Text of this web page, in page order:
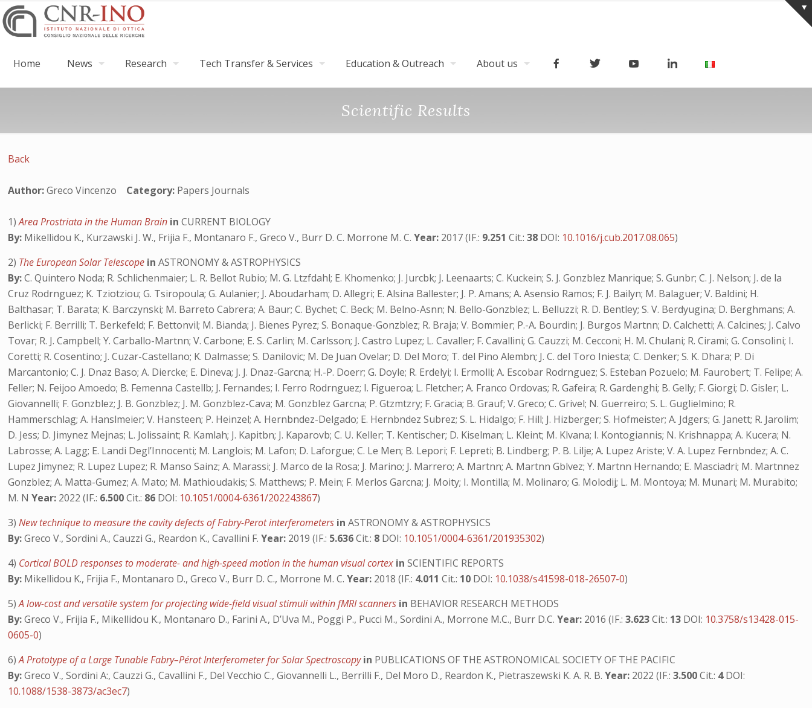
Home News Research Tech Transfer & Services Education & Outreach About us
Scientific Results
Back
Author:Greco Vincenzo Category: Papers Journals
1)Area Prostriata in the Human Brain in CURRENT BIOLOGY
By: Mikellidou K., Kurzawski J. W., Frijia F., Montanaro F., Greco V., Burr D. C. Morrone M. C.Year: 2017 (IF.: 9.251Cit.:38 DOI: 10.1016/j.cub.2017.08.065)
2) The European Solar Telescope in ASTRONOMY & ASTROPHYSICS
By:C. Quintero Noda; R. Schlichenmaier; L. R. Bellot Rubio; M. G. Ltzfdahl; E. Khomenko; J. Jurcbk; J. Leenaarts; C. Kuckein; S. J. Gonzblez Manrique; S. Gunbr; C. J. Nelson; J. de la
Cruz Rodrnguez; K. Tziotziou; G. Tsiropoula; G. Aulanier; J. Aboudarham; D. Allegri; E. Alsina Ballester; J. P. Amans; A. Asensio Ramos; F. J. Bailyn; M. Balaguer; V. Baldini; H.
Balthasar; T. Barata; K. Barczynski; M. Barreto Cabrera; A. Baur; C. Bychet; C. Beck; M. Belno-Asnn; N. Bello-Gonzblez; L. Belluzzi; R. D. Bentley; S. V. Berdyugina; D. Berghmans; A.
Berlicki; F. Berrilli; T. Berkefeld; F. Bettonvil; M. Bianda; J. Bienes Pyrez; S. Bonaque-Gonzblez; R. Braja; V. Bommier; P.-A. Bourdin; J. Burgos Martnn; D. Calchetti; A. Calcines; J. Calvo
Tovar; R. J. Campbell; Y. Carballo-Martnn; V. Carbone; E. S. Carlin; M. Carlsson; J. Castro Lupez; L. Cavaller; F. Cavallini; G. Cauzzi; M. Cecconi; H. M. Chulani; R. Cirami; G. Consolini; I.
Coretti; R. Cosentino; J. Cuzar-Castellano; K. Dalmasse; S. Danilovic; M. De Juan Ovelar; D. Del Moro; T. del Pino Alembn; J. C. del Toro Iniesta; C. Denker; S. K. Dhara; P. Di
Marcantonio; C. J. Dnaz Baso; A. Diercke; E. Dineva; J. J. Dnaz-Garcna; H.-P. Doerr; G. Doyle; R. Erdelyi; I. Ermolli; A. Escobar Rodrnguez; S. Esteban Pozuelo; M. Faurobert; T. Felipe; A.
Feller; N. Feijoo Amoedo; B. Femenna Castellb; J. Fernandes; I. Ferro Rodrnguez; I. Figueroa; L. Fletcher; A. Franco Ordovas; R. Gafeira; R. Gardenghi; B. Gelly; F. Giorgi; D. Gisler; L.
Giovannelli; F. Gonzblez; J. B. Gonzblez; J. M. Gonzblez-Cava; M. Gonzblez Garcna; P. Gtzmtzry; F. Gracia; B. Grauf; V. Greco; C. Grivel; N. Guerreiro; S. L. Guglielmino; R.
Hammerschlag; A. Hanslmeier; V. Hansteen; P. Heinzel; A. Hernbndez-Delgado; E. Hernbndez Subrez; S. L. Hidalgo; F. Hill; J. Hizberger; S. Hofmeister; A. Jdgers; G. Janett; R. Jarolim;
D. Jess; D. Jimynez Mejnas; L. Jolissaint; R. Kamlah; J. Kapitbn; J. Kaparovb; C. U. Keller; T. Kentischer; D. Kiselman; L. Kleint; M. Klvana; I. Kontogiannis; N. Krishnappa; A. Kucera; N.
Labrosse; A. Lagg; E. Landi Degl’Innocenti; M. Langlois; M. Lafon; D. Laforgue; C. Le Men; B. Lepori; F. Lepreti; B. Lindberg; P. B. Lilje; A. Lupez Ariste; V. A. Lupez Fernbndez; A. C.
Lupez Jimynez; R. Lupez Lupez; R. Manso Sainz; A. Marassi; J. Marco de la Rosa; J. Marino; J. Marrero; A. Martnn; A. Martnn Gblvez; Y. Martnn Hernando; E. Masciadri; M. Martnnez
Gonzblez; A. Matta-Gumez; A. Mato; M. Mathioudakis; S. Matthews; P. Mein; F. Merlos Garcna; J. Moity; I. Montilla; M. Molinaro; G. Molodij; L. M. Montoya; M. Munari; M. Murabito;
M. NYear: 2022 (IF.: 6.500Cit.: 86 DOI: 10.1051/0004-6361/202243867)
3)New technique to measure the cavity defects of Fabry-Perot interferometers in ASTRONOMY & ASTROPHYSICS
By:Greco V., Sordini A., Cauzzi G., Reardon K., Cavallini F.Year: 2019 (IF.: 5.636Cit.: 8 DOI: 10.1051/0004-6361/201935302)
4) Cortical BOLD responses to moderate- and high-speed motion in the human visual cortex in SCIENTIFIC REPORTS
By: Mikellidou K., Frijia F., Montanaro D., Greco V., Burr D. C., Morrone M. C.Year: 2018 (IF.: 4.011Cit.: 10 DOI: 10.1038/s41598-018-26507-0)
5)A low-cost and versatile system for projecting wide-field visual stimuli within fMRI scanners in BEHAVIOR RESEARCH METHODS
By:Greco V., Frijia F., Mikellidou K., Montanaro D., Farini A., D’Uva M., Poggi P., Pucci M., Sordini A., Morrone M.C., Burr D.C.Year: 2016 (IF.:3.623Cit.: 13 DOI: 10.3758/s13428-015-
0605-0)
6)A Prototype of a Large Tunable Fabry–Pérot Interferometer for Solar Spectroscopyin PUBLICATIONS OF THE ASTRONOMICAL SOCIETY OF THE PACIFIC
By:Greco V., Sordini A:, Cauzzi G., Cavallini F., Del Vecchio C., Giovannelli L., Berrilli F., Del Moro D., Reardon K., Pietraszewski K. A. R. B.Year: 2022 (IF.:3.500Cit.: 4DOI:
10.1088/1538-3873/ac3ec7)